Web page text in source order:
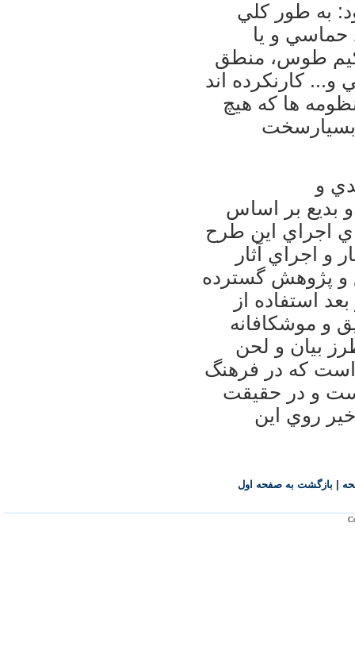
به طور کلي
حماسي و يا
طوس، منطق
و... کارنکرده اند
ها که هيچ
و
بديع بر اساس
اجراي اين طرح
و اجراي آثار
و پژوهش گسترده
استفاده از
و موشکافانه
بيان و لحن
است که در فرهنگ
و در حقيقت
روي اين
بازگشت به صفحه اول